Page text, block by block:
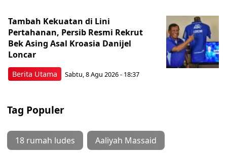
Berita Utama
Tambah Kekuatan di Lini
Pertahanan, Persib Resmi Rekrut
Bek Asing Asal Kroasia Danijel
Loncar
Sabtu, 8 Agu 2026 - 18:37
Tag Populer
18 rumah ludes Aaliyah Massaid